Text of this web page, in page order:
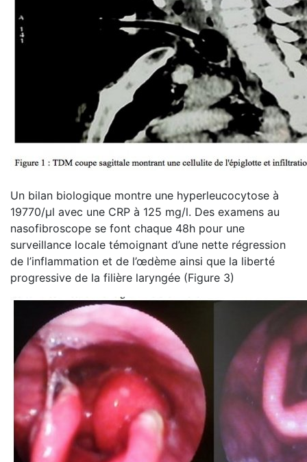
Un bilan biologique montre une hyperleucocytose à
19770/µl avec une CRP à 125 mg/l. Des examens au
nasofibroscope se font chaque 48h pour une
surveillance locale témoignant d’une nette régression
de l’inflammation et de l’œdème ainsi que la liberté
progressive de la filière laryngée (Figure 3)